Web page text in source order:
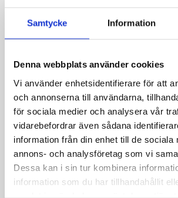
Samtycke Information
Denna webbplats använder cookies
Vi använder enhetsidentifierare för att
och annonserna till användarna,
för sociala medier och analysera vår
vidarebefordrar även sådana
information från din enhet till de sociala
annons- och analysföretag som vi
Dessa kan i sin tur kombinera
information som du har tillhandahållit
E-Mail-Adresse*
Telefon
Nachricht*